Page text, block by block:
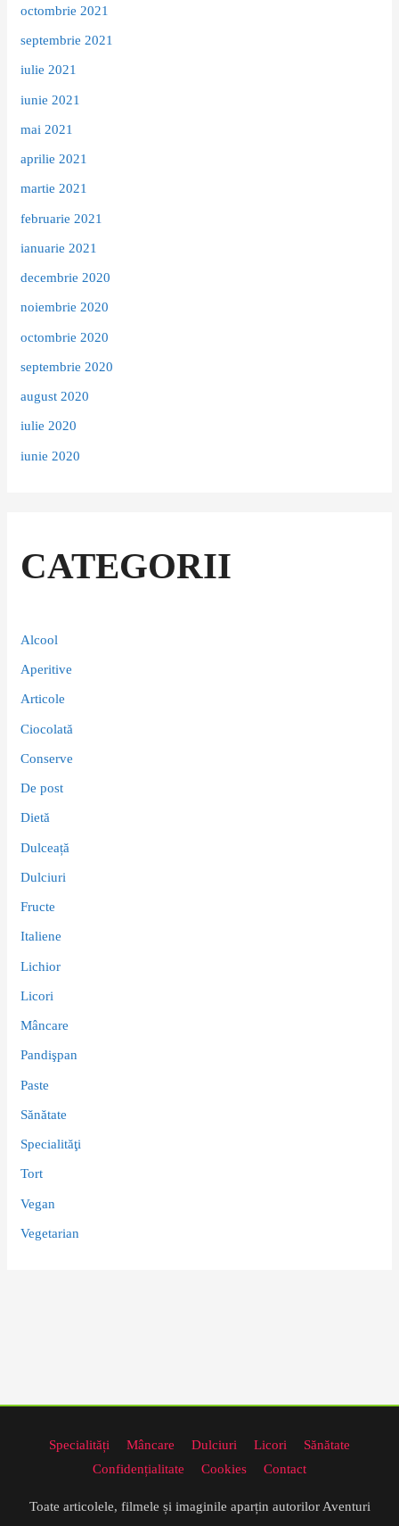
octombrie 2021
septembrie 2021
iulie 2021
iunie 2021
mai 2021
aprilie 2021
martie 2021
februarie 2021
ianuarie 2021
decembrie 2020
noiembrie 2020
octombrie 2020
septembrie 2020
august 2020
iulie 2020
iunie 2020
CATEGORII
Alcool
Aperitive
Articole
Ciocolată
Conserve
De post
Dietă
Dulceață
Dulciuri
Fructe
Italiene
Lichior
Licori
Mâncare
Pandişpan
Paste
Sănătate
Specialităţi
Tort
Vegan
Vegetarian
Specialități Mâncare Dulciuri Licori
Sănătate
Confidențialitate
Cookies Contact
Toate articolele, filmele și imaginile aparțin autorilor Aventuri